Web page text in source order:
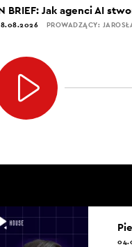
BRIEF: Jak agenci AI
PROWADZĄCY: